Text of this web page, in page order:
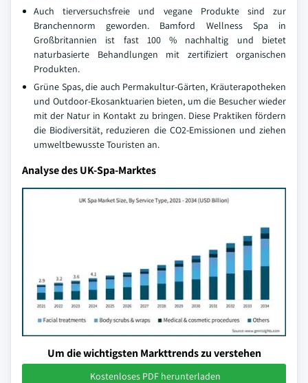
Auch tierversuchsfreie und vegane Produkte sind zur
Branchennorm geworden. Bamford Wellness Spa in
Großbritannien ist fast 100 % nachhaltig und bietet
naturbasierte Behandlungen mit zertifiziert organischen
Produkten.
Grüne Spas, die auch Permakultur-Gärten, Kräuterapotheken
und Outdoor-Ekosanktuarien bieten, um die Besucher wieder
mit der Natur in Kontakt zu bringen. Diese Praktiken fördern
die Biodiversität, reduzieren die CO2-Emissionen und ziehen
umweltbewusste Touristen an.
Analyse des UK-Spa-Marktes
Um die wichtigsten Markttrends zu verstehen
Kostenloses PDF herunterladen